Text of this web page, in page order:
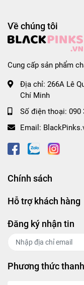
Về chúng tôi
Cung cấp sản phẩm
Địa chỉ: 266A Lê
Chí Minh
Số điện thoại: 090
Email:
Chính sách
Hỗ trợ khách hàng
Đăng ký nhận tin
Phương thức